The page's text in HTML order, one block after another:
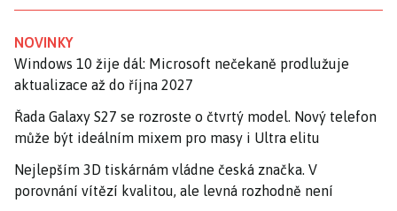
NOVINKY
Windows 10 žije dál: Microsoft nečekaně prodlužuje
aktualizace až do října 2027
Řada Galaxy S27 se rozroste o čtvrtý model. Nový telefon
může být ideálním mixem pro masy i Ultra elitu
Nejlepším 3D tiskárnám vládne česká značka. V
porovnání vítězí kvalitou, ale levná rozhodně není